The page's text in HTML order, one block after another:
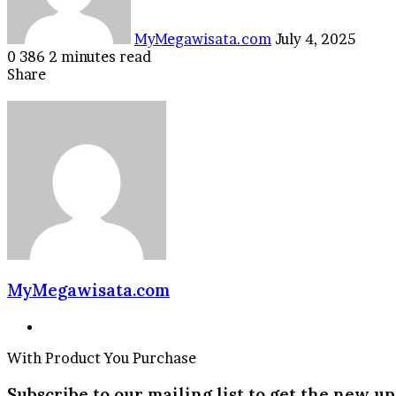
MyMegawisata.com July 4, 2025
0 386 2 minutes read
Facebook
Twitter
LinkedIn
Tumblr
Pinterest
Reddit
VKontakte
Odnoklassniki
Pocket
Share
MyMegawisata.com
With Product You Purchase